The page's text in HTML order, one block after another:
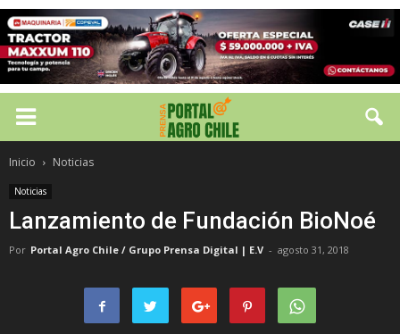
Inicio Noticias
Noticias
Lanzamiento de Fundación BioNoé
Por Portal Agro Chile / Grupo Prensa Digital | E.V - agosto 31, 2018